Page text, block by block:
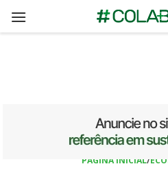
PÁGINA INICIAL/